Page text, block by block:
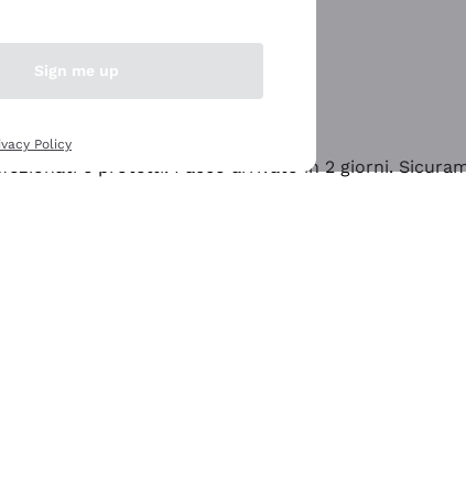
e protetti. Pacco arrivato in 2 giorni.
Sign me up
Policy